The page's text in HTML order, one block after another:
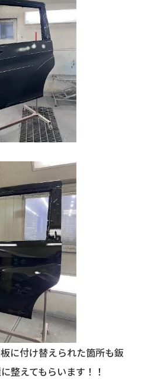
に付け替えられた箇所も鈑
整えてもらいます！！